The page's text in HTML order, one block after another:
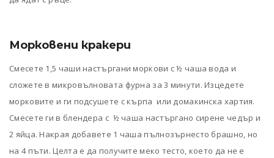
Морковени кракери
Смесете 1,5 чаши настъргани моркови с ½ чаша вода и
сложете в микровълновата фурна за 3 минути. Изцедете
морковите и ги подсушете с кърпа или домакинска хартия.
Смесете ги в блендера с ½ чаша настъргано сирене чедър и
2 яйца. Накрая добавете 1 чаша пълнозърнесто брашно, но
на 4 пъти. Целта е да получите меко тесто, което да не е